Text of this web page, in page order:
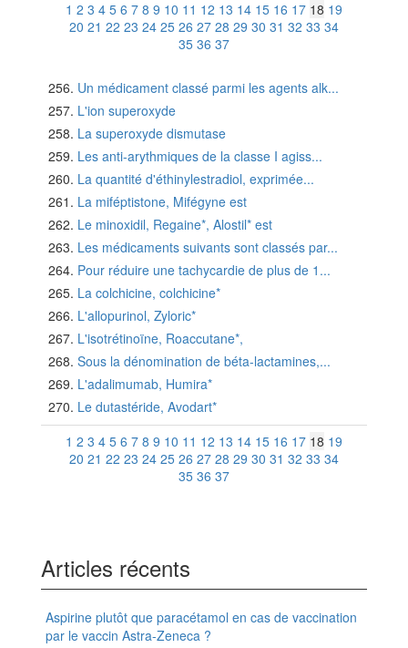
1 2 3 4 5 6 7 8 9 10 11 12 13 14 15 16 17 18 19
20 21 22 23 24 25 26 27 28 29 30 31 32 33 34
35 36 37
Un médicament classé parmi les agents alk...
L'ion superoxyde
La superoxyde dismutase
Les anti-arythmiques de la classe I agiss...
La quantité d'éthinylestradiol, exprimée...
La miféptistone, Mifégyne est
Le minoxidil, Regaine*, Alostil* est
Les médicaments suivants sont classés par...
Pour réduire une tachycardie de plus de 1...
La colchicine, colchicine*
L'allopurinol, Zyloric*
L'isotrétinoïne, Roaccutane*,
Sous la dénomination de béta-lactamines,...
L'adalimumab, Humira*
Le dutastéride, Avodart*
1 2 3 4 5 6 7 8 9 10 11 12 13 14 15 16 17 18 19
20 21 22 23 24 25 26 27 28 29 30 31 32 33 34
35 36 37
Articles récents
Aspirine plutôt que paracétamol en cas de vaccination
par le vaccin Astra-Zeneca ?